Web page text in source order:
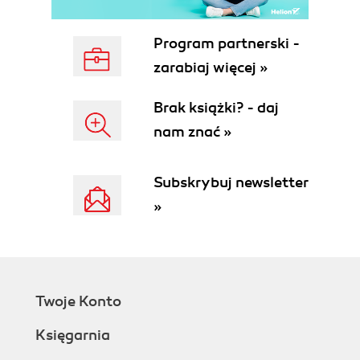
Praca z szablonami (51)
Otwieranie szablonów (51)
Otwieranie i zapisywanie szablonów (52)
Polecenia schowka (52)
Polecenie Paste i Paste Special (53)
Cofanie i ponawianie operacji (54)
Korzystanie z teczki podręcznej (56)
Importowanie i eksportowanie plików (56)
Przygotowanie strony (67)
Program partnerski -
zarabiaj więcej »
Brak książki? - daj
nam znać »
Subskrybuj newsletter
»
Twoje Konto
Księgarnia